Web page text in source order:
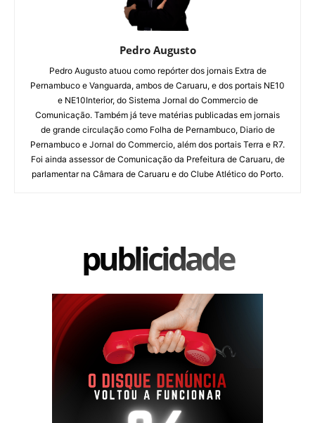
Pedro Augusto
Pedro Augusto atuou como repórter dos jornais Extra de
Pernambuco e Vanguarda, ambos de Caruaru, e dos portais NE10
e NE10Interior, do Sistema Jornal do Commercio de
Comunicação. Também já teve matérias publicadas em jornais
de grande circulação como Folha de Pernambuco, Diario de
Pernambuco e Jornal do Commercio, além dos portais Terra e R7.
Foi ainda assessor de Comunicação da Prefeitura de Caruaru, de
parlamentar na Câmara de Caruaru e do Clube Atlético do Porto.
publicidade